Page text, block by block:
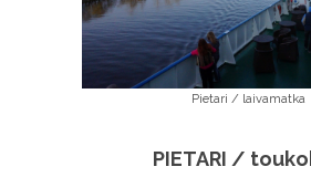
Pietari / laivamatka
PIETARI /